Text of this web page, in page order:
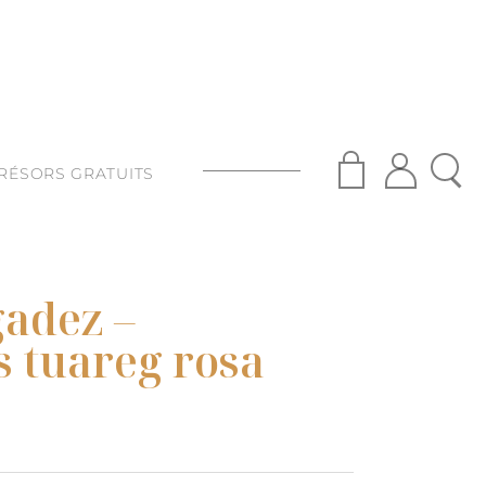
GRATUITS
–
tuareg rosa